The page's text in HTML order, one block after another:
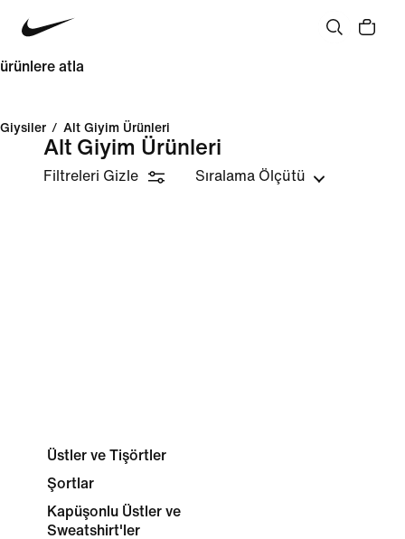
ürünlere atla
Giysiler / Alt Giyim Ürünleri
Alt Giyim Ürünleri
Filtreleri Gizle Sıralama Ölçütü
Üstler ve Tişörtler
Şortlar
Kapüşonlu Üstler ve
Sweatshirt'ler